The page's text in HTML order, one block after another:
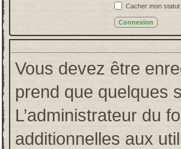
Cacher mon
Vous devez être
prend que quelques
L’administrateur du
additionnelles aux